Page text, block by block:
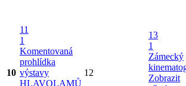
10
11
1
Komentovaná
prohlídka
výstavy
HLAVOLAMŮ
12
13
1
Zámecký
Zobrazit